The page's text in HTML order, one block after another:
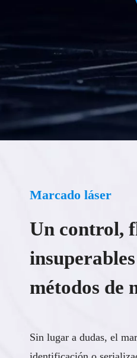
Marcado láser
Un control,
métodos de
Sin lugar a dudas, el